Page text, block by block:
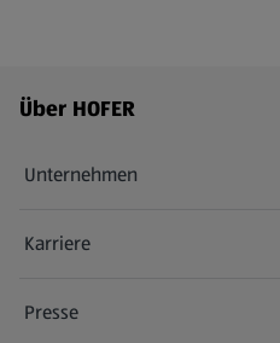
Fußzeilenmenü - weitere Links
Über HOFER
Unternehmen
Karriere
(öffnet in einem neuen Tab)
Presse